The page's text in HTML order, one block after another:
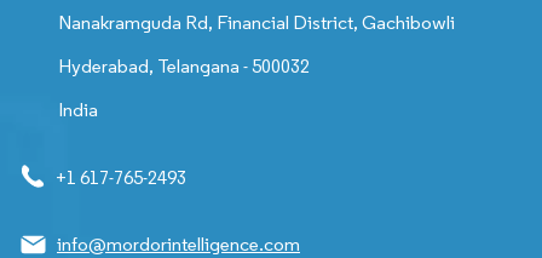
Nanakramguda Rd, Financial District, Gachibowli
Hyderabad, Telangana - 500032
India
+1 617-765-2493
info@mordorintelligence.com